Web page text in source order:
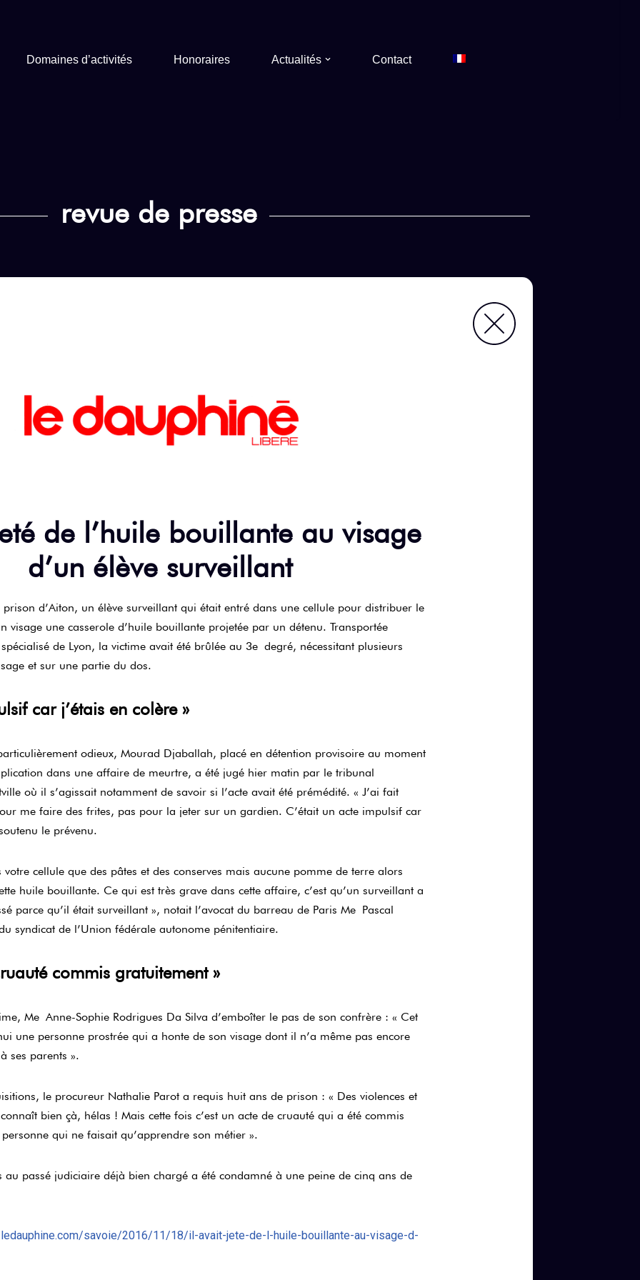
Domaines d’activités Honoraires Actualités Contact
revue de presse
de l’huile bouillante au visage
d’un élève surveillant
d’Aiton, un élève surveillant qui était entré dans une cellule pour distribuer le
visage une casserole d’huile bouillante projetée par un détenu. Transportée
de Lyon, la victime avait été brûlée au 3e degré, nécessitant plusieurs
et sur une partie du dos.
car j’étais en colère »
odieux, Mourad Djaballah, placé en détention provisoire au moment
dans une affaire de meurtre, a été jugé hier matin par le tribunal
où il s’agissait notamment de savoir si l’acte avait été prémédité. « J’ai fait
me faire des frites, pas pour la jeter sur un gardien. C’était un acte impulsif car
le prévenu.
votre cellule que des pâtes et des conserves mais aucune pomme de terre alors
huile bouillante. Ce qui est très grave dans cette affaire, c’est qu’un surveillant a
parce qu’il était surveillant », notait l’avocat du barreau de Paris Me Pascal
syndicat de l’Union fédérale autonome pénitentiaire.
commis gratuitement »
Me Anne-Sophie Rodrigues Da Silva d’emboîter le pas de son confrère : « Cet
une personne prostrée qui a honte de son visage dont il n’a même pas encore
ses parents ».
le procureur Nathalie Parot a requis huit ans de prison : « Des violences et
bien çà, hélas ! Mais cette fois c’est un acte de cruauté qui a été commis
qui ne faisait qu’apprendre son métier ».
au passé judiciaire déjà bien chargé a été condamné à une peine de cinq ans de
savoie/2016/11/18/il-avait-jete-de-l-huile-bouillante-au-visage-d-